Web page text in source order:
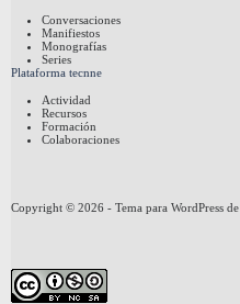
Conversaciones
Manifiestos
Monografías
Series
Plataforma tecnne
Actividad
Recursos
Formación
Colaboraciones
Copyright © 2026 - Tema para WordPress de